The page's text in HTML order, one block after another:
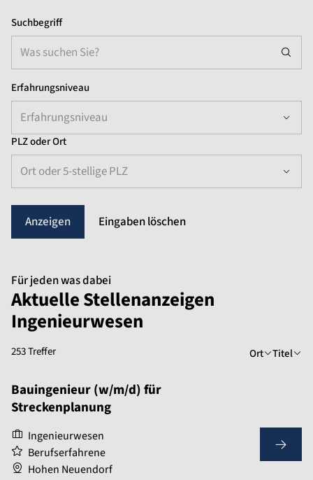
Suchbegriff
Erfahrungsniveau
Erfahrungsniveau
PLZ oder Ort
Ort oder 5-stellige PLZ
Eingaben löschen
Für jeden was dabei
Aktuelle Stellenanzeigen
Ingenieurwesen
253 Treffer Ort Titel
Bauingenieur (w/m/d) für
Streckenplanung
Ingenieurwesen
Berufserfahrene
Hohen Neuendorf